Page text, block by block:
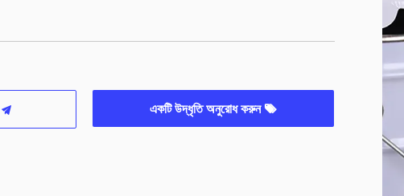
একটি উদ্ধৃতি অনুরোধ করুন